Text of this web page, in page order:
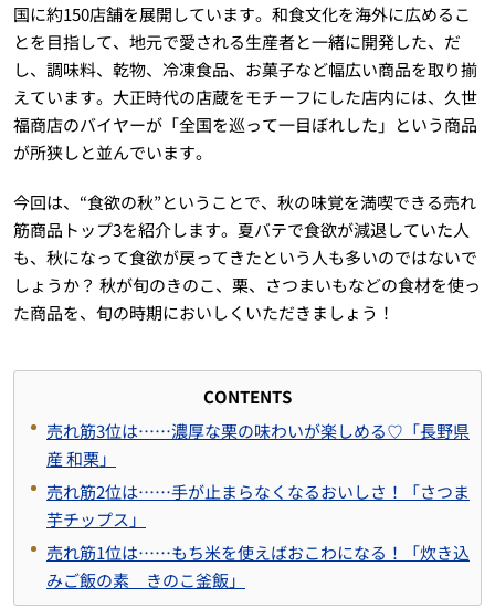
国に約150店舗を展開しています。和食文化を海外に広めるこ
とを目指して、地元で愛される生産者と一緒に開発した、だ
し、調味料、乾物、冷凍食品、お菓子など幅広い商品を取り揃
えています。大正時代の店蔵をモチーフにした店内には、久世
福商店のバイヤーが「全国を巡って一目ぼれした」という商品
が所狭しと並んでいます。
今回は、“食欲の秋”ということで、秋の味覚を満喫できる売れ
筋商品トップ3を紹介します。夏バテで食欲が減退していた人
も、秋になって食欲が戻ってきたという人も多いのではないで
しょうか？ 秋が旬のきのこ、栗、さつまいもなどの食材を使っ
た商品を、旬の時期においしくいただきましょう！
CONTENTS
売れ筋3位は……濃厚な栗の味わいが楽しめる♡「長野県
産 和栗」
売れ筋2位は……手が止まらなくなるおいしさ！「さつま
芋チップス」
売れ筋1位は……もち米を使えばおこわになる！「炊き込
みご飯の素 きのこ釜飯」